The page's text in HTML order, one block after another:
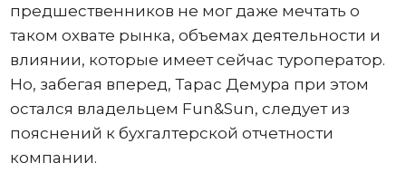
предшественников не мог даже мечтать о
таком охвате рынка, объемах деятельности и
влиянии, которые имеет сейчас туроператор.
Но, забегая вперед, Тарас Демура при этом
остался владельцем Fun&Sun, следует из
пояснений к бухгалтерской отчетности
компании.